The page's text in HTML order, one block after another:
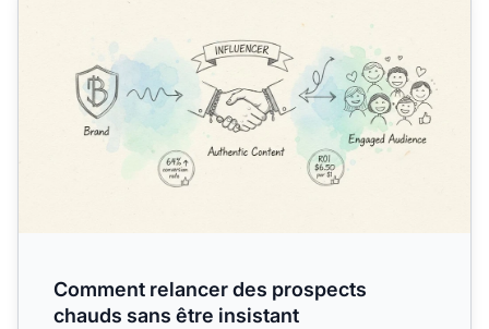
Comment relancer des prospects
chauds sans être insistant